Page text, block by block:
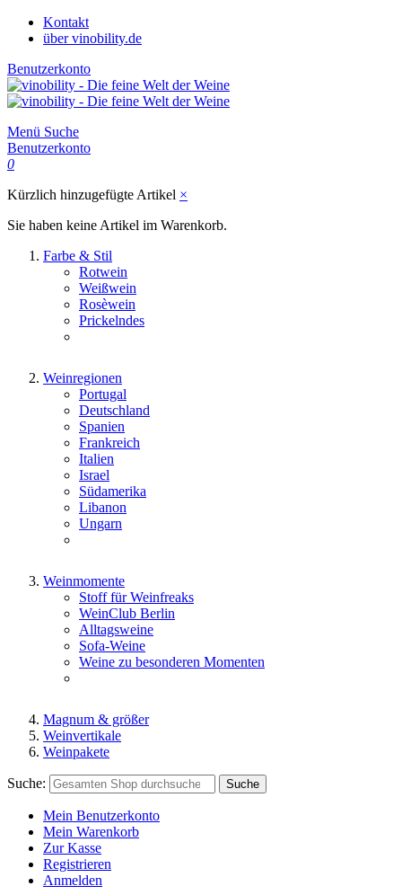
Kontakt
über vinobility.de
Benutzerkonto
Menü Suche
Benutzerkonto
0
Kürzlich hinzugefügte Artikel ×
Sie haben keine Artikel im Warenkorb.
Farbe & Stil
Rotwein
Weißwein
Rosèwein
Prickelndes
Weinregionen
Portugal
Deutschland
Spanien
Frankreich
Italien
Israel
Südamerika
Libanon
Ungarn
Weinmomente
Stoff für Weinfreaks
WeinClub Berlin
Alltagsweine
Sofa-Weine
Weine zu besonderen Momenten
Magnum & größer
Weinvertikale
Weinpakete
Suche: Suche
Mein Benutzerkonto
Mein Warenkorb
Zur Kasse
Registrieren
Anmelden